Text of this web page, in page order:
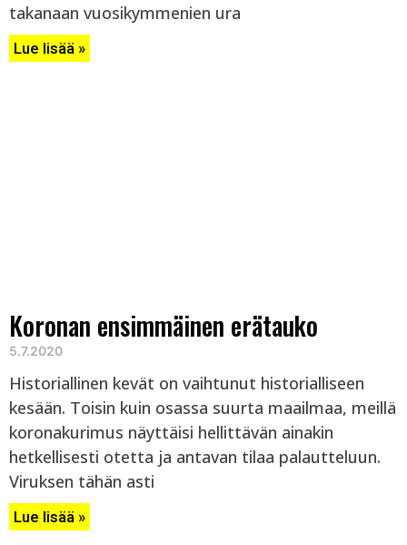
takanaan vuosikymmenien ura
Lue lisää »
Koronan ensimmäinen erätauko
5.7.2020
Historiallinen kevät on vaihtunut historialliseen
kesään. Toisin kuin osassa suurta maailmaa, meillä
koronakurimus näyttäisi hellittävän ainakin
hetkellisesti otetta ja antavan tilaa palautteluun.
Viruksen tähän asti
Lue lisää »